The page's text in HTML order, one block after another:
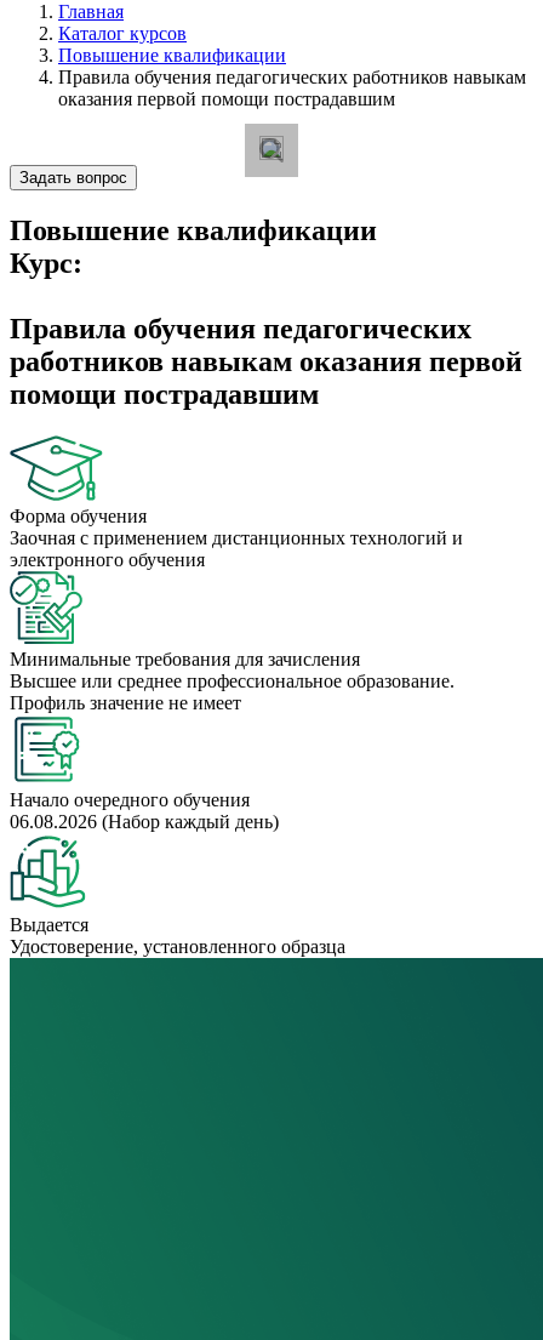
Главная
Каталог курсов
Повышение квалификации
Правила обучения педагогических работников навыкам
оказания первой помощи пострадавшим
Задать вопрос
Повышение квалификации
Курс:
Правила обучения педагогических
работников навыкам оказания первой
помощи пострадавшим
Форма обучения
Заочная с применением дистанционных технологий и
электронного обучения
Минимальные требования для зачисления
Высшее или среднее профессиональное образование.
Профиль значение не имеет
Начало очередного обучения
06.08.2026 (Набор каждый день)
Выдается
Удостоверение, установленного образца